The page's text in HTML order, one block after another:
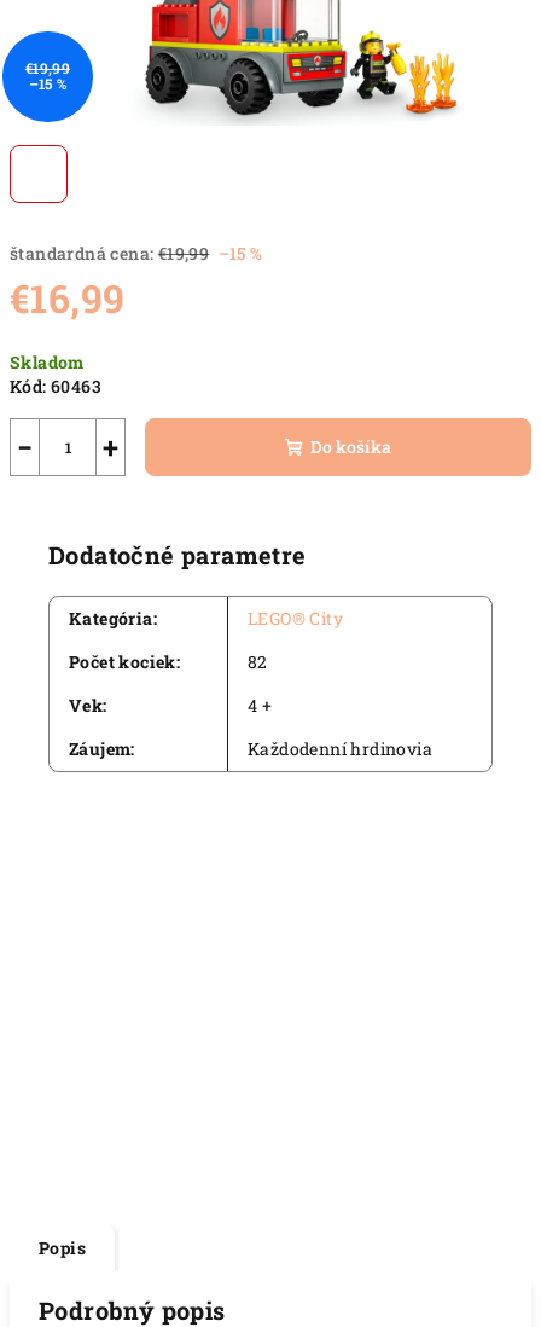
štandardná cena: €19,99 –15 %
€16,99
cena:
Skladom
Kód: 60463
+
− Do košíka
€19,99
–15 %
Dodatočné parametre
Kategória:
LEGO® City
Počet kociek:
82
Vek:
4 +
Záujem: Každodenní hrdinovia
Popis
Podrobný popis